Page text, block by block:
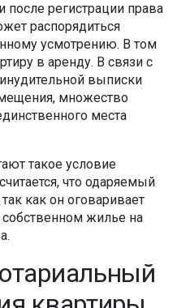
после регистрации права
распорядиться
усмотрению. В том
в аренду. В связи с
выписки
множество
места
такое условие
что одаряемый
как он оговаривает
жилье на